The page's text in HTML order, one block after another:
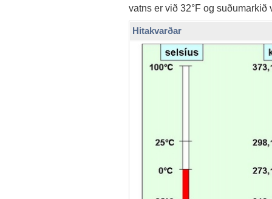
vatns er við 32°F og suðumarkið
Hitakvarðar